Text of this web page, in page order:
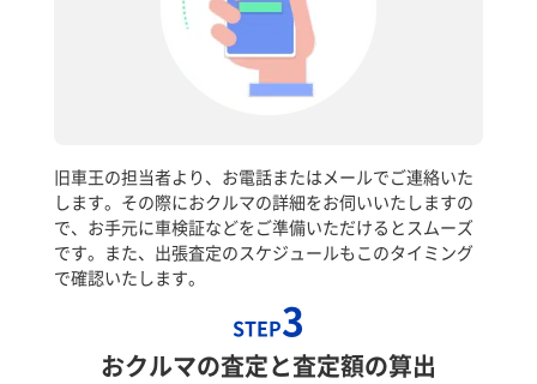
旧車王の担当者より、お電話またはメールでご連絡いた
します。その際におクルマの詳細をお伺いいたしますの
で、お手元に車検証などをご準備いただけるとスムーズ
です。また、出張査定のスケジュールもこのタイミング
で確認いたします。
STEP3
おクルマの査定と査定額の算出